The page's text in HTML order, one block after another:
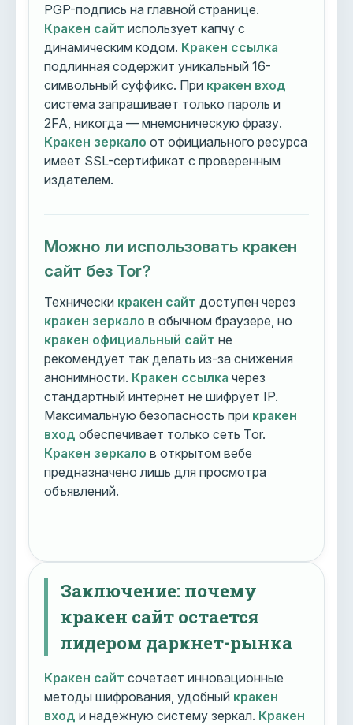
PGP-подпись на главной странице.
Кракен сайт использует капчу с
динамическим кодом. Кракен ссылка
подлинная содержит уникальный 16-
символьный суффикс. При кракен вход
система запрашивает только пароль и
2FA, никогда — мнемоническую фразу.
Кракен зеркало от официального ресурса
имеет SSL-сертификат с проверенным
издателем.
Можно ли использовать кракен
сайт без Tor?
Технически кракен сайт доступен через
кракен зеркало в обычном браузере, но
кракен официальный сайт не
рекомендует так делать из-за снижения
анонимности. Кракен ссылка через
стандартный интернет не шифрует IP.
Максимальную безопасность при кракен
вход обеспечивает только сеть Tor.
Кракен зеркало в открытом вебе
предназначено лишь для просмотра
объявлений.
Заключение: почему
кракен сайт остается
лидером даркнет-рынка
Кракен сайт сочетает инновационные
методы шифрования, удобный кракен
вход и надежную систему зеркал. Кракен